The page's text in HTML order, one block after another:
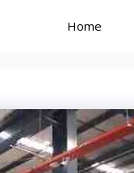
Home